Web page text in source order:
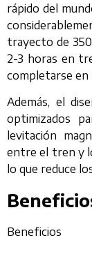
rápido del
trayecto de
2-3 horas en
completarse en
Además, el
optimizados
levitación
entre el tren y
lo que reduce
Beneficios